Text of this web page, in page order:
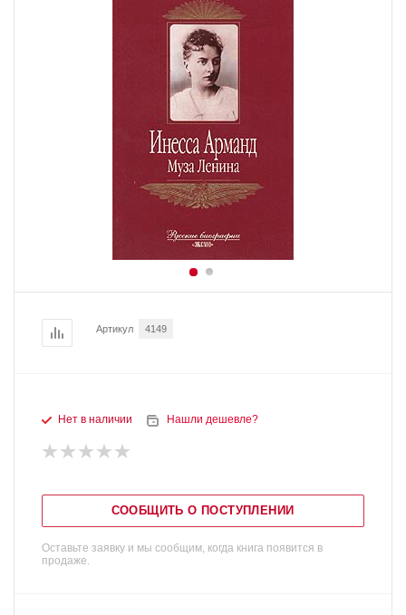
Артикул 4149
Нет в наличии Нашли дешевле?
СООБЩИТЬ О ПОСТУПЛЕНИИ
Оставьте заявку и мы сообщим, когда книга появится в
продаже.